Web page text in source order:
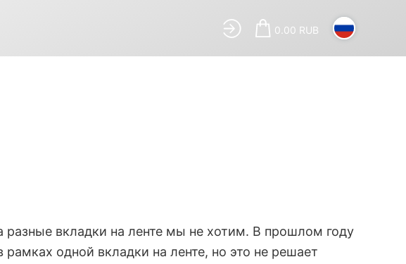
0.00 RUB
разные вкладки на ленте мы не хотим. В прошлом году
одной вкладки на ленте, но это не решает